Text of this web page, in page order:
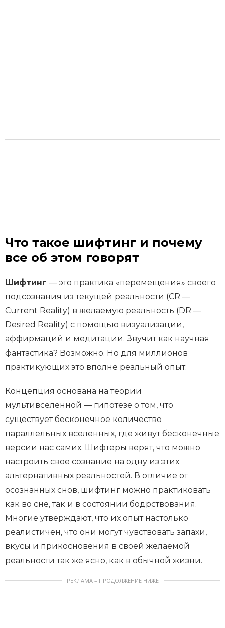
Что такое шифтинг и почему
все об этом говорят
Шифтинг — это практика «перемещения» своего
подсознания из текущей реальности (CR —
Current Reality) в желаемую реальность (DR —
Desired Reality) с помощью визуализации,
аффирмаций и медитации. Звучит как научная
фантастика? Возможно. Но для миллионов
практикующих это вполне реальный опыт.
Концепция основана на теории
мультивселенной — гипотезе о том, что
существует бесконечное количество
параллельных вселенных, где живут бесконечные
версии нас самих. Шифтеры верят, что можно
настроить свое сознание на одну из этих
альтернативных реальностей. В отличие от
осознанных снов, шифтинг можно практиковать
как во сне, так и в состоянии бодрствования.
Многие утверждают, что их опыт настолько
реалистичен, что они могут чувствовать запахи,
вкусы и прикосновения в своей желаемой
реальности так же ясно, как в обычной жизни.
РЕКЛАМА – ПРОДОЛЖЕНИЕ НИЖЕ